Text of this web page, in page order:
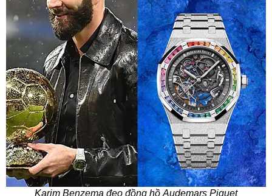
Karim Benzema đeo đồng hồ Audemars Piguet